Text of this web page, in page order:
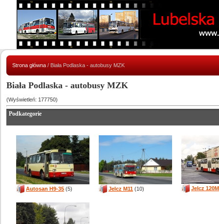
Strona główna / Biała Podlaska - autobusy MZK
Biała Podlaska - autobusy MZK
(Wyświetleń: 177750)
Podkategorie
Autosan H9-35 (5) Jelcz M11 (10) Jelcz 120M